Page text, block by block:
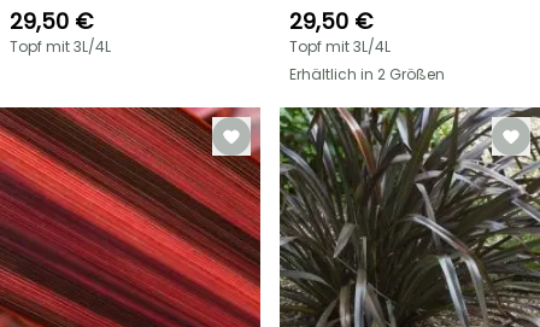
29,50 €
Topf mit 3L/4L
29,50 €
Topf mit 3L/4L
Erhältlich in 2 Größen